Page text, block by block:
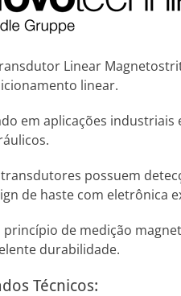
Linear
linear.
em aplicações
possuem
de haste com eletrônica
princípio de medição
durabilidade.
Técnicos: